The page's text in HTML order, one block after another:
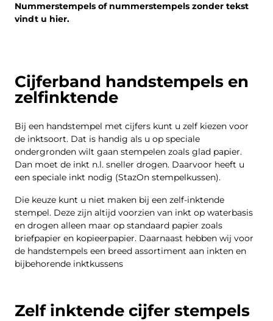
Nummerstempels of nummerstempels zonder tekst
vindt u hier.
Cijferband handstempels en
zelfinktende
Bij een handstempel met cijfers kunt u zelf kiezen voor
de inktsoort. Dat is handig als u op speciale
ondergronden wilt gaan stempelen zoals glad papier.
Dan moet de inkt n.l. sneller drogen. Daarvoor heeft u
een speciale inkt nodig (StazOn stempelkussen).
Die keuze kunt u niet maken bij een zelf-inktende
stempel. Deze zijn altijd voorzien van inkt op waterbasis
en drogen alleen maar op standaard papier zoals
briefpapier en kopieerpapier. Daarnaast hebben wij voor
de handstempels een breed assortiment aan inkten en
bijbehorende inktkussens
Zelf inktende cijfer stempels